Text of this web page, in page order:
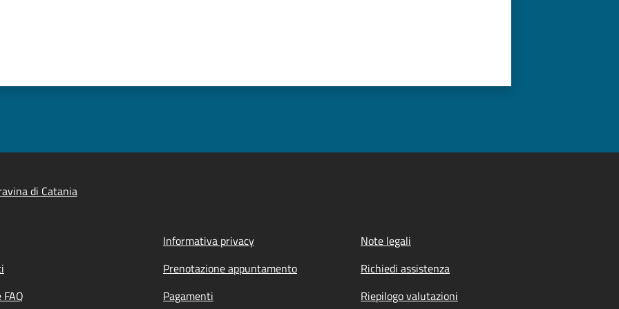
di Catania
Informativa privacy
Note legali
Prenotazione appuntamento
Richiedi assistenza
Pagamenti Riepilogo valutazioni